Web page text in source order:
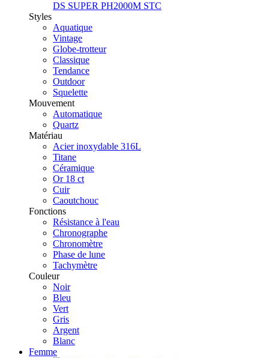
DS SUPER PH2000M STC
Styles
Aquatique
Vintage
Globe-trotteur
Classique
Tendance
Outdoor
Squelette
Mouvement
Automatique
Quartz
Matériau
Acier inoxydable 316L
Titane
Céramique
Or 18 ct
Cuir
Caoutchouc
Fonctions
Résistance à l'eau
Chronographe
Chronomètre
Phase de lune
Tachymètre
Couleur
Noir
Bleu
Vert
Gris
Argent
Blanc
Femme